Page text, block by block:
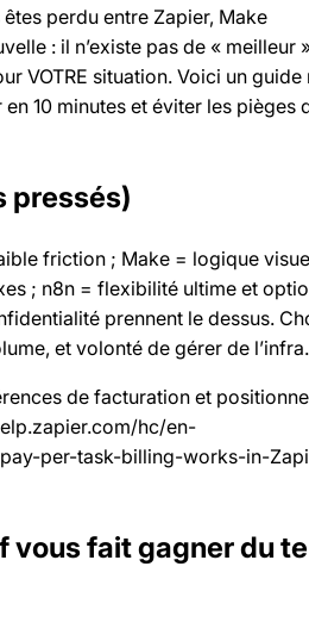
perdu entre Zapier, Make
: il n’existe pas de « meilleur
VOTRE situation. Voici un guide
10 minutes et éviter les pièges
pressés)
friction ; Make = logique
; n8n = flexibilité ultime et
prennent le dessus.
et volonté de gérer de l’infra.
de facturation et
hc/en-
per-task-billing-works-in-
vous fait gagner du